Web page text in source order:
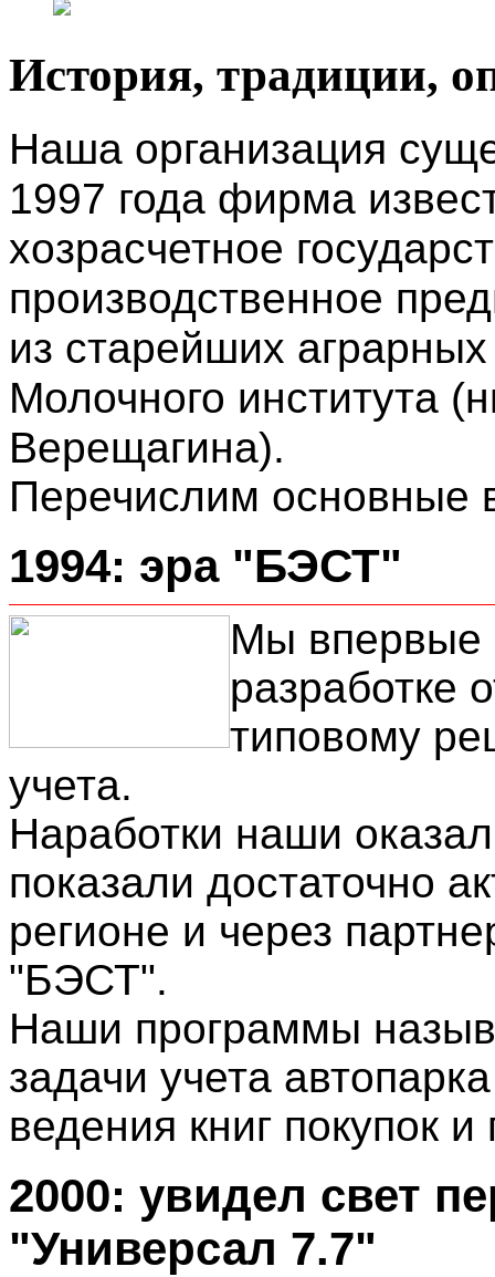
История, традиции,
Наша организация
1997 года фирма
хозрасчетное
производственное
из старейших
Молочного института
Верещагина).
Перечислим основные
1994: эра "БЭСТ"
Мы впервые
разработке
типовому
учета.
Наработки наши
показали достаточно
регионе и через
"БЭСТ".
Наши программы
задачи учета
ведения книг покупок
2000: увидел свет
"Универсал 7.7"